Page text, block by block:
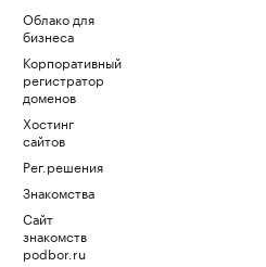
Облако для
бизнеса
Корпоративный
регистратор
доменов
Хостинг
сайтов
Рег.решения
Знакомства
Сайт
знакомств
podbor.ru